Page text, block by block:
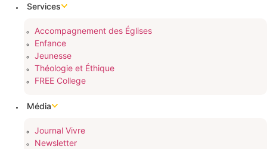
Services
Accompagnement des Églises
Enfance
Jeunesse
Théologie et Éthique
FREE College
Média
Journal Vivre
Newsletter